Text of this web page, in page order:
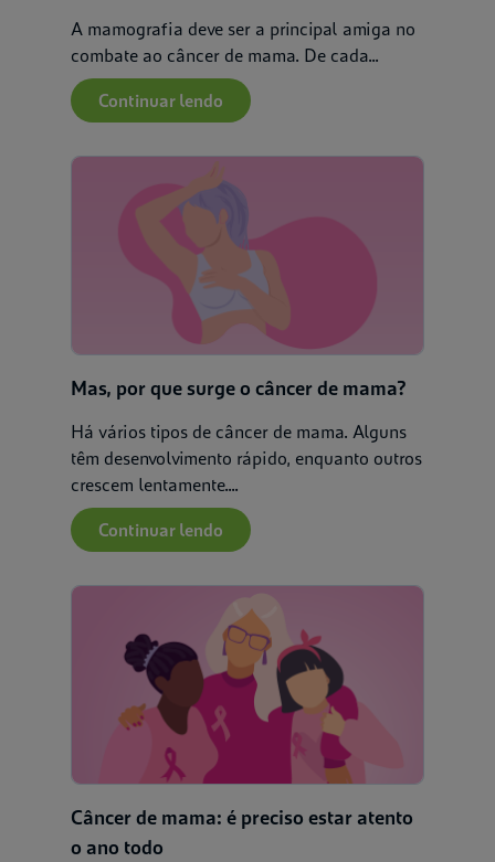
Aplicar Limpar
A mamografia deve ser a principal amiga no
combate ao câncer de mama. De cada...
Continuar lendo
Mas, por que surge o câncer de mama?
Há vários tipos de câncer de mama. Alguns
têm desenvolvimento rápido, enquanto outros
crescem lentamente....
Continuar lendo
Câncer de mama: é preciso estar atento
o ano todo